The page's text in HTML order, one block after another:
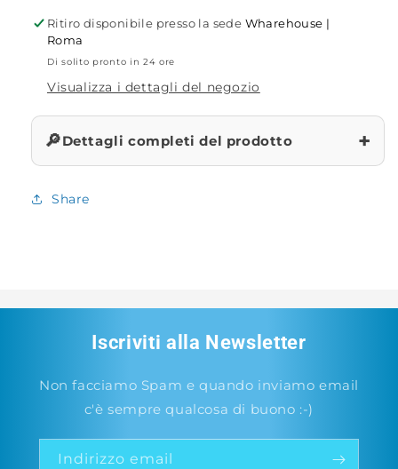
Ritiro disponibile presso la sede Wharehouse |
Roma
Di solito pronto in 24 ore
Visualizza i dettagli del negozio
🔎Dettagli completi del prodotto +
Share
Iscriviti alla Newsletter
Non facciamo Spam e quando inviamo email
c'è sempre qualcosa di buono :-)
Indirizzo email